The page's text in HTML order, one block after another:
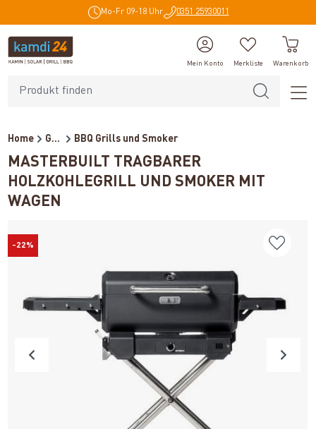
Mo-Fr 09-18 Uhr 0351 25930011
Mein Konto Merkliste Warenkorb
Home Grills BBQ Grills und Smoker
MASTERBUILT TRAGBARER
HOLZKOHLEGRILL UND SMOKER MIT
WAGEN
-22%